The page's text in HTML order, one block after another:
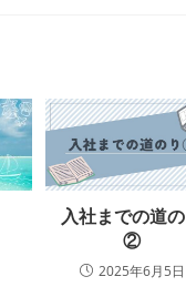
入社までの道
②
2025年6月5日